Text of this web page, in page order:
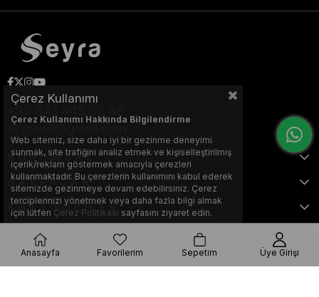
seyraltd@gmail.com
KURUMSAL
SAYFALAR
KATEGORİLER
Bu web sitesi, Nihat KILIÇARSLAN tarafından tasarlanmış ve optimize
Çerez Kullanımı
Çerez Kullanımı Hakkında Bilgilendirme
Web sitemiz, size daha iyi bir gezinme deneyimi
sunmak, site trafiğini analiz etmek ve kişiselleştirilmiş
içerik/reklam göstermek amacıyla çerezleri
kullanmaktadır. Bu çerezlerin kullanımını kabul ederek
sitemizde gezinmeye devam edebilirsiniz. Çerez
terciplerinizi yönetmek veya daha fazla bilgi almak
için lütfen Çerez Politikası sayfasını ziyaret edin.
Anasayfa Favorilerim Sepetim Üye Girişi